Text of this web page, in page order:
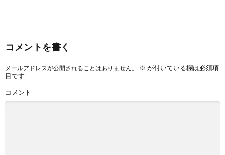
コメントを書く
メールアドレスが公開されることはありません。 ※ が付いている欄は必須項
目です
コメント